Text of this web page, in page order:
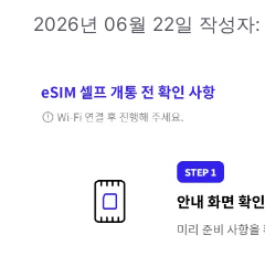
2026년 06월 22일 작성자: